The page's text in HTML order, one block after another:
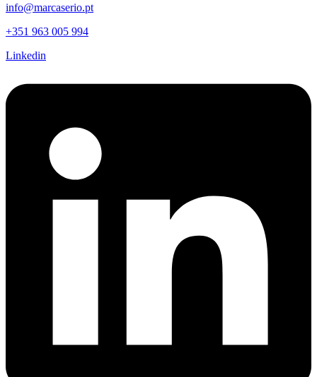
info@marcaserio.pt
+351 963 005 994
Linkedin